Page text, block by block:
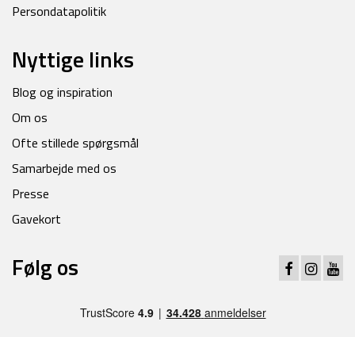
Persondatapolitik
Nyttige links
Blog og inspiration
Om os
Ofte stillede spørgsmål
Samarbejde med os
Presse
Gavekort
Følg os